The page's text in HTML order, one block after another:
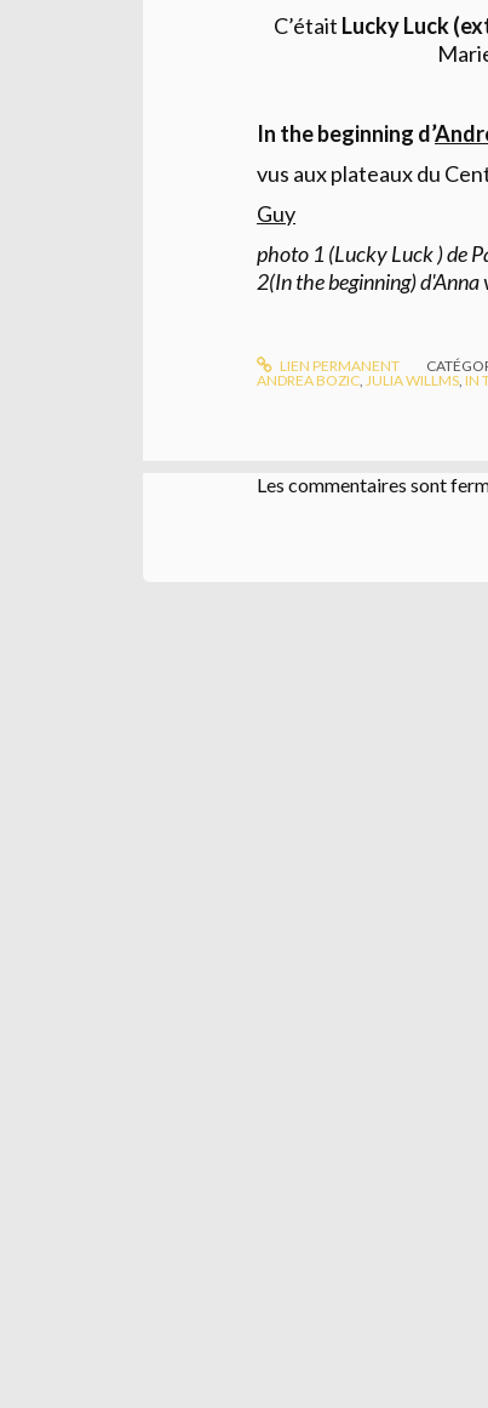
C’était Lucky Luck
In the beginning d’
vus aux plateaux du
Guy
photo 1 (Lucky Luck ) de
2(In the beginning)
LIEN PERMANENT
ANDREA BOZIC JULIA WILLMS IN
Les commentaires sont